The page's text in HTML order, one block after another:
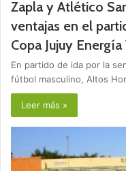
Zapla y Atlético
ventajas en el
Copa Jujuy Energía
En partido de ida por la
fútbol masculino, Altos
Leer más »